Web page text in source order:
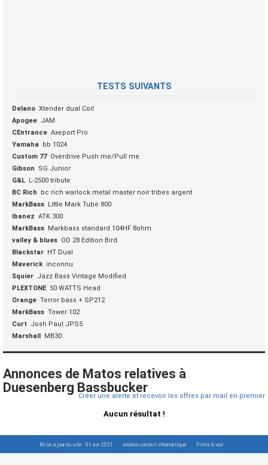
TESTS SUIVANTS
Delano Xtender dual Coil
Apogee JAM
CEntrance Axeport Pro
Yamaha
bb 1024
Custom 77 Overdrive Push me/Pull me
Gibson
SG Junior
G&L L-2500 tribute
BC Rich
bc rich warlock metal master noir tribes argent
MarkBass Little Mark Tube 800
Ibanez ATK 300
MarkBass Markbass standard 104HF 8ohm
valley & blues OD 28 Edition Bird
Blackstar HT Dual
Maverick inconnu
Squier Jazz Bass Vintage Modified
PLEXTONE 50 WATTS Head
Orange Terror bass + SP212
MarkBass Tower 102
Cort
Josh Paul JPS5
Marshall MB30
Annonces de Matos relatives à
Duesenberg Bassbucker
Créer une alerte et recevoir les offres par mail en premier
Aucun résultat !
Mise à jour du site : 01 avr. 2021 webrox conseil informatique Films à voir